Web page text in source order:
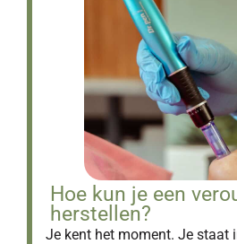
Hoe kun je een
herstellen?
Je kent het moment. Je staat